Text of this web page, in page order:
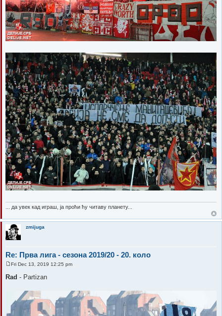
... да увек кад играш, ја проћи ћу читаву планету...
zmijuga
Re: Прва лига - сезона 2019/20 - 20. коло
o
s
Fri Dec 13, 2019 12:25 pm
Rad - Partizan